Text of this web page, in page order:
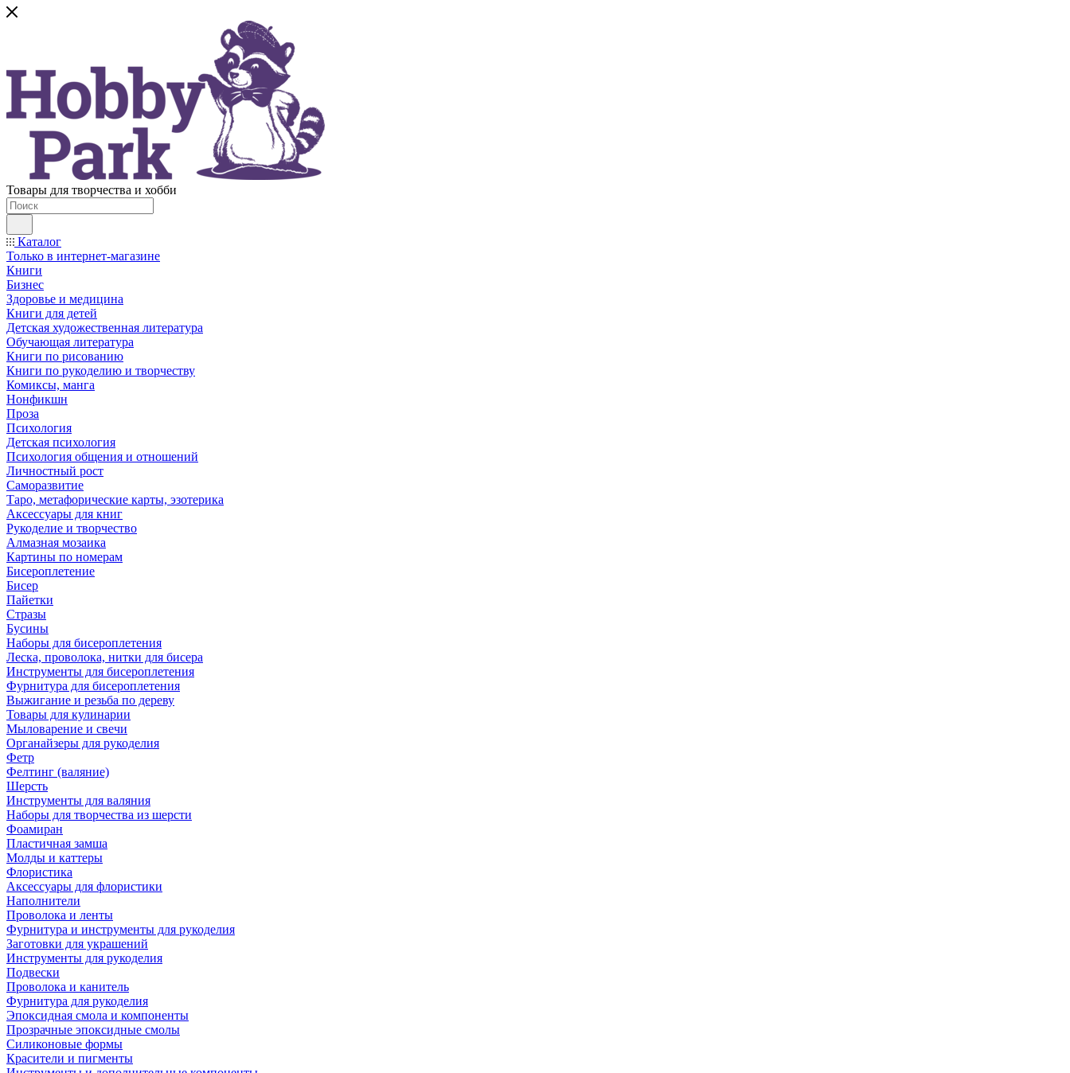
Товары для творчества и хобби
Каталог
Только в интернет-магазине
Книги
Бизнес
Здоровье и медицина
Книги для детей
Детская художественная литература
Обучающая литература
Книги по рисованию
Книги по рукоделию и творчеству
Комиксы, манга
Нонфикшн
Проза
Психология
Детская психология
Психология общения и отношений
Личностный рост
Саморазвитие
Таро, метафорические карты, эзотерика
Аксессуары для книг
Рукоделие и творчество
Алмазная мозаика
Картины по номерам
Бисероплетение
Бисер
Пайетки
Стразы
Бусины
Наборы для бисероплетения
Леска, проволока, нитки для бисера
Инструменты для бисероплетения
Фурнитура для бисероплетения
Выжигание и резьба по дереву
Товары для кулинарии
Мыловарение и свечи
Органайзеры для рукоделия
Фетр
Фелтинг (валяние)
Шерсть
Инструменты для валяния
Наборы для творчества из шерсти
Фоамиран
Пластичная замша
Молды и каттеры
Флористика
Аксессуары для флористики
Наполнители
Проволока и ленты
Фурнитура и инструменты для рукоделия
Заготовки для украшений
Инструменты для рукоделия
Подвески
Проволока и канитель
Фурнитура для рукоделия
Эпоксидная смола и компоненты
Прозрачные эпоксидные смолы
Силиконовые формы
Красители и пигменты